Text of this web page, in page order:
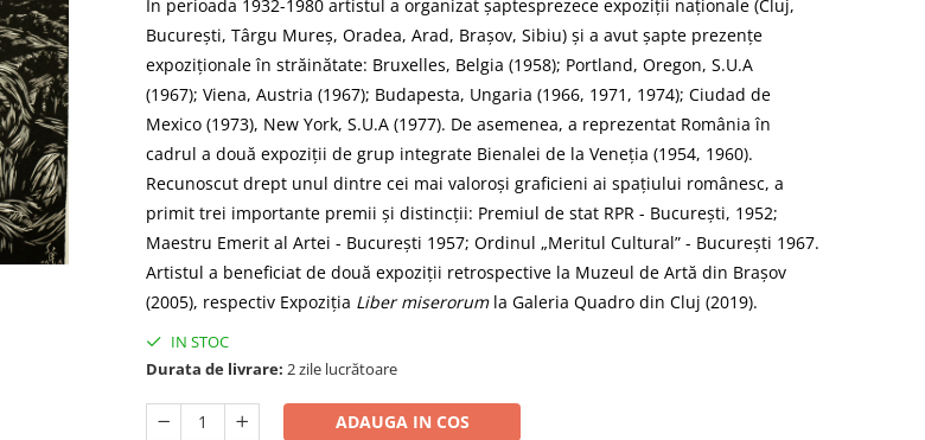
În perioada 1932-1980 artistul a organizat șaptesprezece expoziții naționale (Cluj,
București, Târgu Mureș, Oradea, Arad, Brașov, Sibiu) și a avut șapte prezențe
expoziționale în străinătate: Bruxelles, Belgia (1958); Portland, Oregon, S.U.A
(1967); Viena, Austria (1967); Budapesta, Ungaria (1966, 1971, 1974); Ciudad de
Mexico (1973), New York, S.U.A (1977). De asemenea, a reprezentat România în
cadrul a două expoziții de grup integrate Bienalei de la Veneția (1954, 1960).
Recunoscut drept unul dintre cei mai valoroși graficieni ai spațiului românesc, a
primit trei importante premii și distincții: Premiul de stat RPR - București, 1952;
Maestru Emerit al Artei - București 1957; Ordinul „Meritul Cultural” - București 1967.
Artistul a beneficiat de două expoziții retrospective la Muzeul de Artă din Brașov
(2005), respectiv Expoziția Liber miserorumla Galeria Quadro din Cluj (2019).
IN STOC
Durata de livrare: 2 zile lucrătoare
ADAUGA IN COS